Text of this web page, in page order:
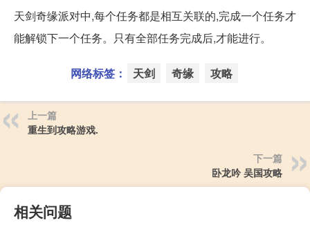
天剑奇缘派对中,每个任务都是相互关联的,完成一个任务才
能解锁下一个任务。只有全部任务完成后,才能进行。
网络标签： 天剑 奇缘 攻略
上一篇
重生到攻略游戏.
下一篇
卧龙吟 吴国攻略
相关问题